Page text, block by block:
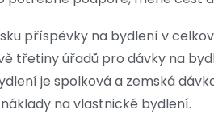
příspěvky na bydlení v
třetiny úřadů pro dávky na
je spolková a zemská
na vlastnické bydlení.